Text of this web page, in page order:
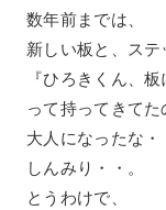
数年前までは、
新しい板と、ステ
『ひろきくん、
って持ってきてた
大人になったな・
しんみり・・。
とうわけで、